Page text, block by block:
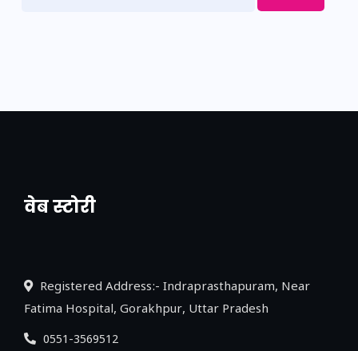
वेब स्टोरी
नया एक्सप्रेसवे: पूर्वांचल का लक, डेवलपमेंट का
Registered Address:- Indraprasthapuram, Near
Fatima Hospital, Gorakhpur, Uttar Pradesh
0551-3569512